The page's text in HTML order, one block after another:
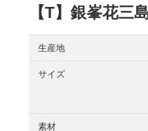
【T】銀峯花
生産地
サイズ
素材